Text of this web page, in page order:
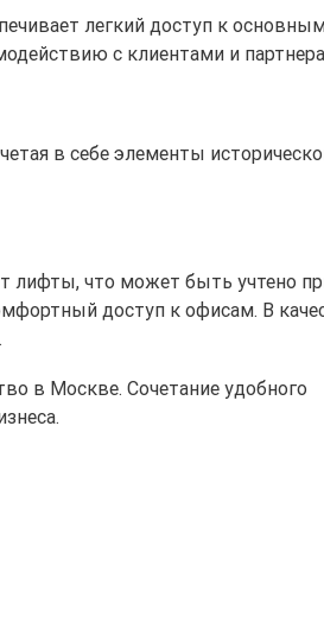
легкий доступ к
с клиентами и
в себе элементы
лифты, что может быть учтено
доступ к офисам. В
в Москве. Сочетание удобного